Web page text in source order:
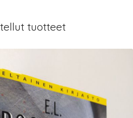
tuotteet